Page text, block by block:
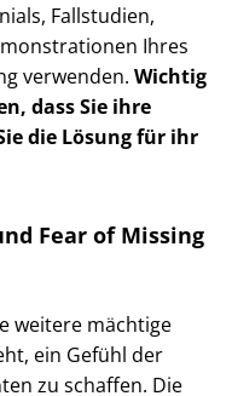
Fallstudien,
Ihres
verwenden. Wichtig
dass Sie ihre
die Lösung für ihr
Fear of Missing
weitere mächtige
ein Gefühl der
zu schaffen. Die